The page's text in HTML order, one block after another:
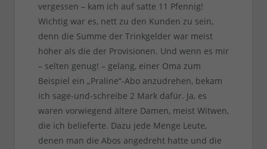
vergessen – kam ich auf satte 11 Pfennig!
Wichtig war es, nett zu den Kunden zu sein,
denn die Summe der Trinkgelder war meist
höher als die der Provisionen. Und wenn es mir
– selten genug! – gelang, einer Oma zum
Beispiel ein „Praline“-Abo anzudrehen, bekam
ich sage-und-schreibe 2 Mark dafür. Ja, es
waren vorwiegend ältere Damen, meist Witwen,
die ich belieferte. Dazu jede Menge Leute,
denen man die Abos angedreht hatte und die